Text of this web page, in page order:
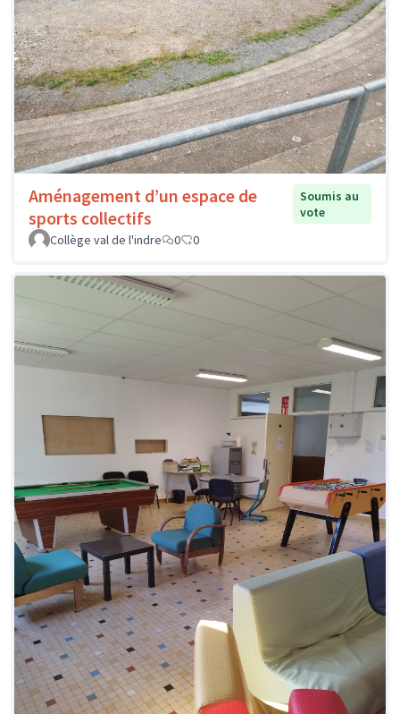
Aménagement d’un espace de
sports collectifs
Soumis au
vote
Collège val de l'indre
0 0